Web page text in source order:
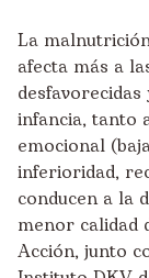
La
afecta más a
infancia, tanto
emocional
inferioridad,
conducen a la
menor calidad
Acción, junto